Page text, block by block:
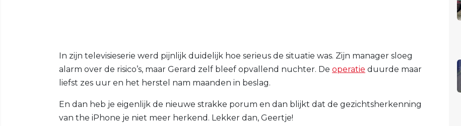
In zijn televisieserie werd pijnlijk duidelijk hoe serieus de situatie was. Zijn manager sloeg
alarm over de risico’s, maar Gerard zelf bleef opvallend nuchter. De operatie duurde maar
liefst zes uur en het herstel nam maanden in beslag.
En dan heb je eigenlijk de nieuwe strakke porum en dan blijkt dat de gezichtsherkenning
van the iPhone je niet meer herkend. Lekker dan, Geertje!